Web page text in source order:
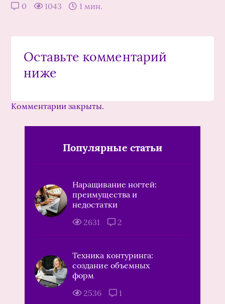
0 1043 1 мин.
Оставьте комментарий
ниже
Комментарии закрыты.
Популярные статьи
Наращивание ногтей:
преимущества и
недостатки
2631
2
Техника контуринга:
создание объемных
форм
2536
1